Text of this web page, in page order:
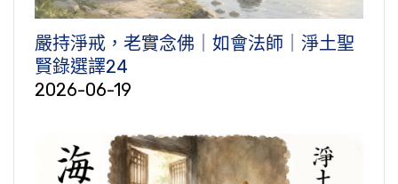
嚴持淨戒，老實念佛｜如會法師｜淨土聖
賢錄選譯24
2026-06-19